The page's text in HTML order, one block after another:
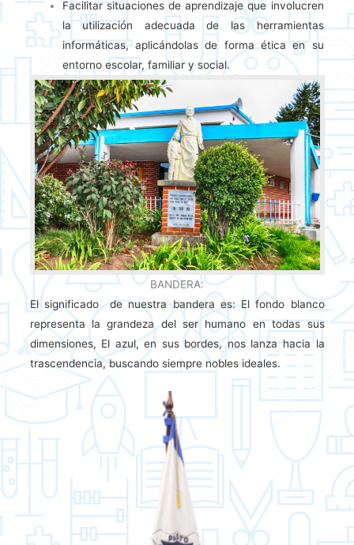
Facilitar situaciones de aprendizaje que involucren
la utilización adecuada de las herramientas
informáticas, aplicándolas de forma ética en su
entorno escolar, familiar y social.
BANDERA:
El significado de nuestra bandera es: El fondo blanco
representa la grandeza del ser humano en todas sus
dimensiones, El azul, en sus bordes, nos lanza hacia la
trascendencia, buscando siempre nobles ideales.